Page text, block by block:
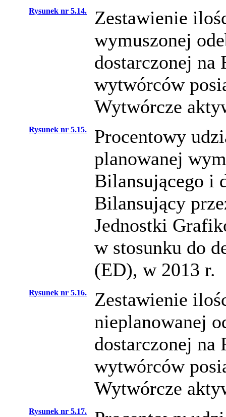
Rysunek nr 5.14.
Zestawienie
wymuszonej
dostarczonej na
wytwórców
Wytwórcze
Rysunek nr 5.15.
Procentowy
planowanej
Bilansującego i
Bilansujący
Jednostki
w stosunku do
(ED), w 2013 r.
Rysunek nr 5.16.
Zestawienie
nieplanowanej
dostarczonej na
wytwórców
Wytwórcze
Rysunek nr 5.17.